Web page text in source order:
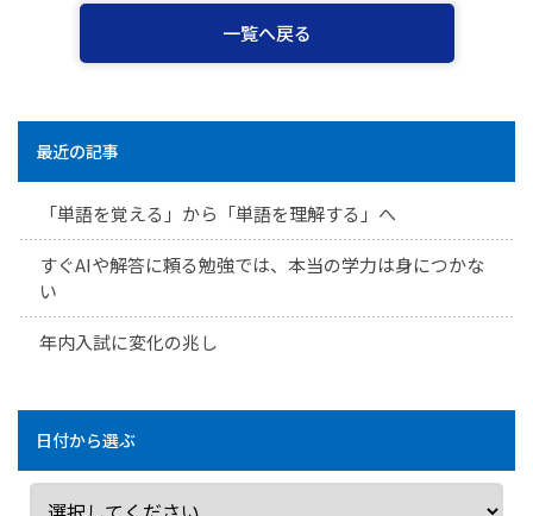
一覧へ戻る
最近の記事
「単語を覚える」から「単語を理解する」へ
すぐAIや解答に頼る勉強では、本当の学力は身につかな
い
年内入試に変化の兆し
日付から選ぶ